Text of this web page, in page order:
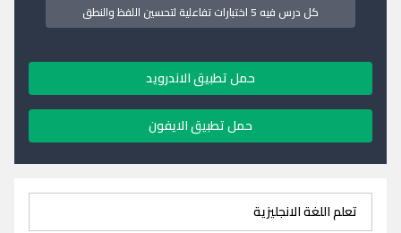
كل درس فيه 5 اختبارات تفاعلية لتحسين اللفظ والنطق
حمل تطبيق الاندرويد
حمل تطبيق الايفون
تعلم اللغة الانجليزية